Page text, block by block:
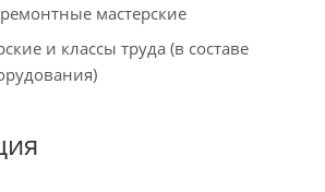
мастерские
и классы труда (в составе